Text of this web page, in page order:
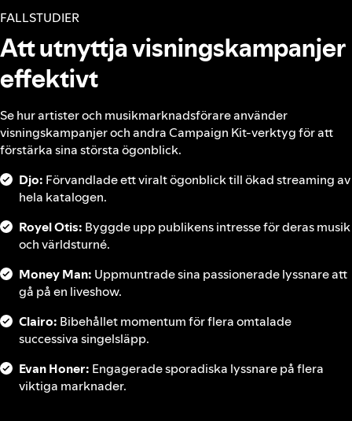
FALLSTUDIER
Att utnyttja visningskampanjer
effektivt
Se hur artister och musikmarknadsförare använder
visningskampanjer och andra Campaign Kit-verktyg för att
förstärka sina största ögonblick.
Djo: Förvandlade ett viralt ögonblick till ökad streaming av
hela katalogen.
Royel Otis: Byggde upp publikens intresse för deras musik
och världsturné.
Money Man: Uppmuntrade sina passionerade lyssnare att
gå på en liveshow.
Clairo: Bibehållet momentum för flera omtalade
successiva singelsläpp.
Evan Honer: Engagerade sporadiska lyssnare på flera
viktiga marknader.